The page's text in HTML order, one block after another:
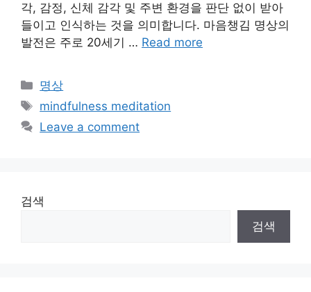
각, 감정, 신체 감각 및 주변 환경을 판단 없이 받아
들이고 인식하는 것을 의미합니다. 마음챙김 명상의
발전은 주로 20세기 … Read more
Categories
명상
Tags
mindfulness meditation
Leave a comment
검색
검색